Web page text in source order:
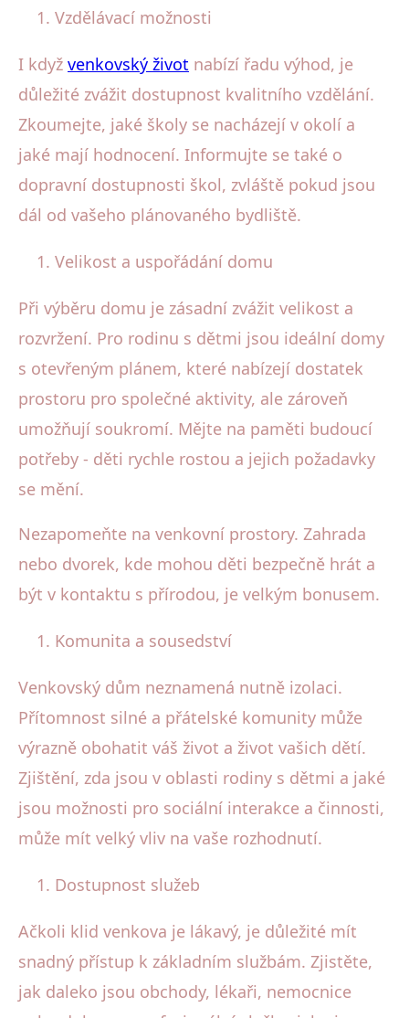
Vzdělávací možnosti
I když venkovský život nabízí řadu výhod, je
důležité zvážit dostupnost kvalitního vzdělání.
Zkoumejte, jaké školy se nacházejí v okolí a
jaké mají hodnocení. Informujte se také o
dopravní dostupnosti škol, zvláště pokud jsou
dál od vašeho plánovaného bydliště.
Velikost a uspořádání domu
Při výběru domu je zásadní zvážit velikost a
rozvržení. Pro rodinu s dětmi jsou ideální domy
s otevřeným plánem, které nabízejí dostatek
prostoru pro společné aktivity, ale zároveň
umožňují soukromí. Mějte na paměti budoucí
potřeby - děti rychle rostou a jejich požadavky
se mění.
Nezapomeňte na venkovní prostory. Zahrada
nebo dvorek, kde mohou děti bezpečně hrát a
být v kontaktu s přírodou, je velkým bonusem.
Komunita a sousedství
Venkovský dům neznamená nutně izolaci.
Přítomnost silné a přátelské komunity může
výrazně obohatit váš život a život vašich dětí.
Zjištění, zda jsou v oblasti rodiny s dětmi a jaké
jsou možnosti pro sociální interakce a činnosti,
může mít velký vliv na vaše rozhodnutí.
Dostupnost služeb
Ačkoli klid venkova je lákavý, je důležité mít
snadný přístup k základním službám. Zjistěte,
jak daleko jsou obchody, lékaři, nemocnice